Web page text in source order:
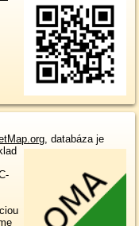
, databáza je